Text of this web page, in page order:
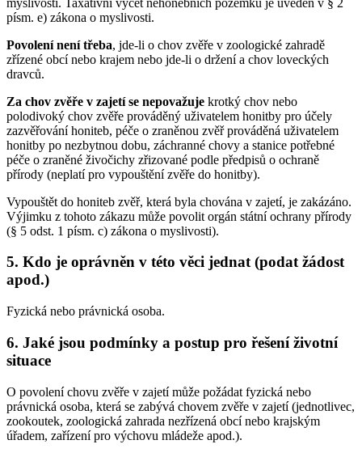
písm. e) zákona o myslivosti.
Povolení není třeba, jde-li o chov zvěře v zoologické zahradě
zřízené obcí nebo krajem nebo jde-li o držení a chov loveckých
dravců.
Za chov zvěře v zajetí se nepovažuje krotký chov nebo
polodivoký chov zvěře prováděný uživatelem honitby pro účely
zazvěřování honiteb, péče o zraněnou zvěř prováděná uživatelem
honitby po nezbytnou dobu, záchranné chovy a stanice potřebné
péče o zraněné živočichy zřizované podle předpisů o ochraně
přírody (neplatí pro vypouštění zvěře do honitby).
Vypouštět do honiteb zvěř, která byla chována v zajetí, je zakázáno.
Výjimku z tohoto zákazu může povolit orgán státní ochrany přírody
(§ 5 odst. 1 písm. c) zákona o myslivosti).
5. Kdo je oprávněn v této věci jednat (podat žádost
apod.)
Fyzická nebo právnická osoba.
6. Jaké jsou podmínky a postup pro řešení životní
situace
O povolení chovu zvěře v zajetí může požádat fyzická nebo
právnická osoba, která se zabývá chovem zvěře v zajetí (jednotlivec,
zookoutek, zoologická zahrada nezřízená obcí nebo krajským
úřadem, zařízení pro výchovu mládeže apod.).